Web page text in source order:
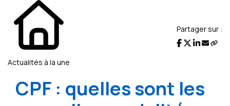
Actualités à la une
Partager sur :
CPF : quelles sont les